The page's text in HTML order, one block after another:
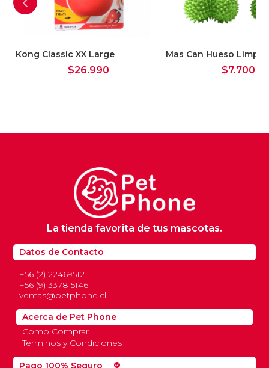
Kong Classic XX Large
$26.990
Mas Can Hueso
$7.700
Pago 100% Seguro check_circle
Datos de Contacto
+56 (2) 22469512
+56 (9) 3378 5146
ventas@petphone.cl
La tienda favorita de tus mascotas.
Acerca de Pet Phone
Como Comprar
Terminos y Condiciones